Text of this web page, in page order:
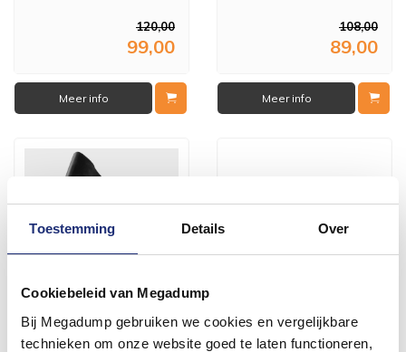
Toestemming Details Over
Cookiebeleid van Megadump
Bij Megadump gebruiken we cookies en vergelijkbare
technieken om onze website goed te laten functioneren,
120,00
99,00
Meer info
108,00
89,00
Meer info
Badkussen Prestige Wit Of
Zwart
Badkussen Relax Wit Of
Zwart